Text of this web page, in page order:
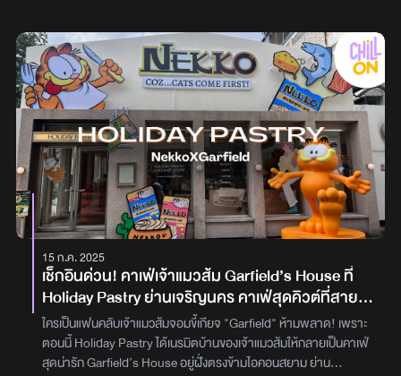
ลองคือ Acai Bowl (VE) 280.- ชามใหญ่มาก กินหมดนี่อิ่มยันเย็น
เครื่องแน่น ทั้งผลไม้สดและธัญพืช จัดเต็มแบบไม่หวงของ สดชื่นเฟรช
สุดๆ เหมาะกับคนอยากเริ่มวันใหม่แบบเฮลท์ตี้ไก่กรอบวาฟเฟิล เมนูหอม
เย้ายวนที่ต้องลอง! เมนูที่เห็นโต๊ะข้างๆ สั่งกันหลายโต๊ะคือ Waffles
Crispy Chicken with Maple Syrup 280.- ไก่กรอบชิ้นใหญ่ เสิร์ฟคู่
กับวาฟเฟิลนุ่มๆ หอมๆ ราดเมเปิ้ลไซรัป หวานนิดๆ ตัดด้วยเลม่อนที่ให้
มาคือฟินมากสายพาสต้าอย่าพลาด Salmon Pesto Spaghetti
แซลมอนชิ้นใหญ่แบบไม่หวง เสิร์ฟมากับเส้นสปาเกตตี้คลุกเพสโต้หอมๆ
ในจาน Salmon Pesto Spaghetti 360.- เมนูนี้ถือว่าคุ้มค่ามาก ทั้ง
รสชาติและปริมาณสลัดตัดเลี่ยน แต่แซ่บ! ขอพักเมนูเด็กอ้วนแป๊บ มาต่อ
ด้วย Classic Caesar Salad 330.- ผักสดกรอบ น้ำสลัดเข้มข้น แอด
แนะนำให้กินคู่กับไก่กรอบวาฟเฟิล คอมโบนี้ลงตัวมาก ยิ่งมากันหลายคน
ยิ่งดี เพราะแต่ละจานคือใหญ่แบบแบ่งกินได้หลายคนสายหวานต้องเช็ค
อินเครื่องดื่ม เครื่องดื่มที่แอดลองมีทั้ง Matcha Latte, Ice Chocolate
และ Ice Latte รสชาติเข้มข้นแต่ค่อนไปทางหวานนิดนึง ใครไม่กินหวาน
อย่าลืมบอกพนักงานว่า “หวานน้อย” นะจ๊ะปิดท้ายด้วย Tiramisu เมา
เบาๆ แต่ฟินเว่อร์ของหวานที่อยากให้สั่งคือ Tiramisu 165.- เนื้อนุ่ม
ละมุน กลิ่นแอลกอฮอลล์ชัดแบบดีต่อใจ กินไปยิ้มไป แต่อย่ากินเยอะ
15 ก.ค. 2025
เช็กอินด่วน! คาเฟ่เจ้าแมวส้ม Garfield’s House ที่
Holiday Pastry ย่านเจริญนคร คาเฟ่สุดคิวต์ที่สาย
ถ่ายรูปต้องเลิฟ
ใครเป็นแฟนคลับเจ้าแมวส้มจอมขี้เกียจ "Garfield" ห้ามพลาด! เพราะ
ตอนนี้ Holiday Pastry ได้เนรมิตบ้านของเจ้าแมวส้มให้กลายเป็นคาเฟ่
สุดน่ารัก Garfield’s House อยู่ฝั่งตรงข้ามไอคอนสยาม ย่าน